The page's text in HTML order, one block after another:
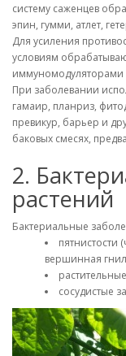
систему саженцев
эпин, гумми, атлет,
Для усиления
условиям
иммуномодуляторами
При заболевании
гамаир, планриз,
превикур, барьер и
баковых смесях,
2.
растений
Бактериальные
пятнистости
вершинная
сосудистые